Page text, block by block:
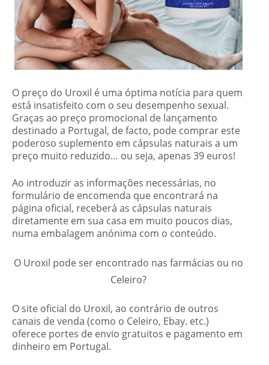
O preço do Uroxil é uma óptima notícia para quem
está insatisfeito com o seu desempenho sexual.
Graças ao preço promocional de lançamento
destinado a Portugal, de facto, pode comprar este
poderoso suplemento em cápsulas naturais a um
preço muito reduzido… ou seja, apenas 39 euros!
Ao introduzir as informações necessárias, no
formulário de encomenda que encontrará na
página oficial, receberá as cápsulas naturais
diretamente em sua casa em muito poucos dias,
numa embalagem anónima com o conteúdo.
O Uroxil pode ser encontrado nas farmácias ou no
Celeiro?
O site oficial do Uroxil, ao contrário de outros
canais de venda (como o Celeiro, Ebay. etc.)
oferece portes de envio gratuitos e pagamento em
dinheiro em Portugal.